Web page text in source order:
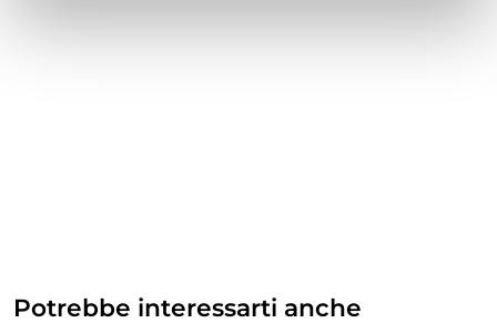
Potrebbe interessarti anche